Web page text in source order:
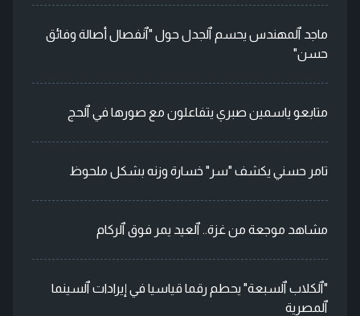
ماجد ٱلمهندس يحسم ٱلجدل حول "ٱنفصال أصالة وفائق
حسن"
متابعو ياسمين صبري يتفاعلون مع صورها في ٱلحج
تامر حسني يكشف "سر" خسارة وزنه بشكل ملحوظ
مشاهد موجعة من غزة.. ٱلعيد يمر فوق ٱلركام
"ٱلكلاب ٱلسبعة" يحطم رقما قياسيا في إيرادات ٱلسينما
ٱلمصرية